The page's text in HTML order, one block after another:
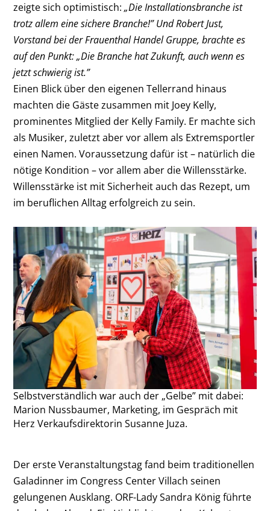
zeigte sich optimistisch:„Die Installationsbranche ist
trotz allem eine sichere Branche!” Und Robert Just,
Vorstand bei der Frauenthal Handel Gruppe, brachte es
auf den Punkt: „Die Branche hat Zukunft, auch wenn es
jetzt schwierig ist.”
Einen Blick über den eigenen Tellerrand hinaus
machten die Gäste zusammen mit Joey Kelly,
prominentes Mitglied der Kelly Family. Er machte sich
als Musiker, zuletzt aber vor allem als Extremsportler
einen Namen. Voraussetzung dafür ist – natürlich die
nötige Kondition – vor allem aber die Willensstärke.
Willensstärke ist mit Sicherheit auch das Rezept, um
im beruflichen Alltag erfolgreich zu sein.
Selbstverständlich war auch der „Gelbe” mit dabei:
Marion Nussbaumer, Marketing, im Gespräch mit
Herz Verkaufsdirektorin Susanne Juza.
Der erste Veranstaltungstag fand beim traditionellen
Galadinner im Congress Center Villach seinen
gelungenen Ausklang. ORF-Lady Sandra König führte